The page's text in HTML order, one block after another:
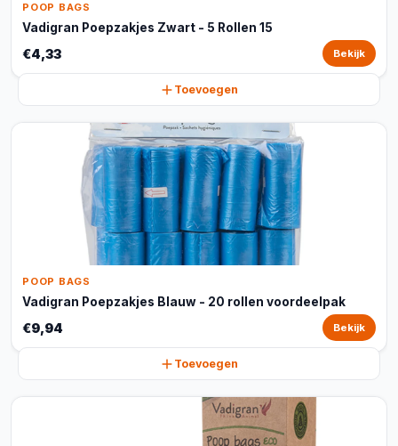
POOP BAGS
Vadigran Poepzakjes Zwart - 5 Rollen 15
€4,33 Bekijk
Toevoegen
POOP BAGS
Vadigran Poepzakjes Blauw - 20 rollen voordeelpak
€9,94 Bekijk
Toevoegen